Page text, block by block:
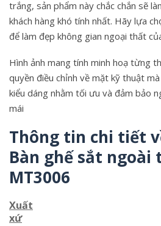
trắng, sản phẩm này chắc chắn sẽ
khách hàng khó tính nhất. Hãy lựa
để làm đẹp không gian ngoại thất
Hình ảnh mang tính minh hoạ từng
quyền điều chỉnh về mặt kỹ thuật
kiểu dáng nhằm tối ưu và đảm bảo
mái
Thông tin chi tiết
Bàn ghế sắt ngoài
MT3006
Xuất
xứ